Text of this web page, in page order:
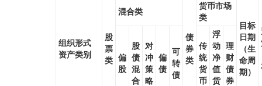
组织形式
资产类别
股
票
类
混合类
债
券
类
货币市场
类
目标
日期
（生
命周
期）
偏
股
股
债
混
合
对
冲
策
略
偏
债
可
转
债
传
统
货
币
浮
动
净
值
货
理
财
债
券